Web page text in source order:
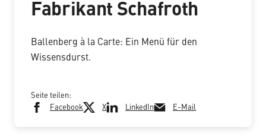
Fabrikant Schafroth
Ballenberg à la Carte: Ein Menü für den
Wissensdurst.
Seite teilen:
Facebook
X LinkedIn E-Mail